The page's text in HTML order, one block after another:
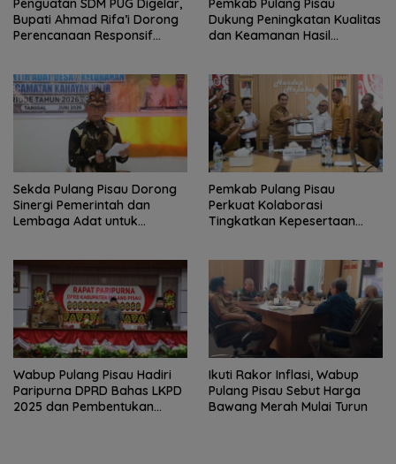
Penguatan SDM PUG Digelar,
Bupati Ahmad Rifa’i Dorong
Perencanaan Responsif
Pemkab Pulang Pisau
Dukung Peningkatan Kualitas
dan Keamanan Hasil
Sekda Pulang Pisau Dorong
Sinergi Pemerintah dan
Lembaga Adat untuk
Pemkab Pulang Pisau
Perkuat Kolaborasi
Tingkatkan Kepesertaan
Wabup Pulang Pisau Hadiri
Paripurna DPRD Bahas LKPD
2025 dan Pembentukan
Ikuti Rakor Inflasi, Wabup
Pulang Pisau Sebut Harga
Bawang Merah Mulai Turun